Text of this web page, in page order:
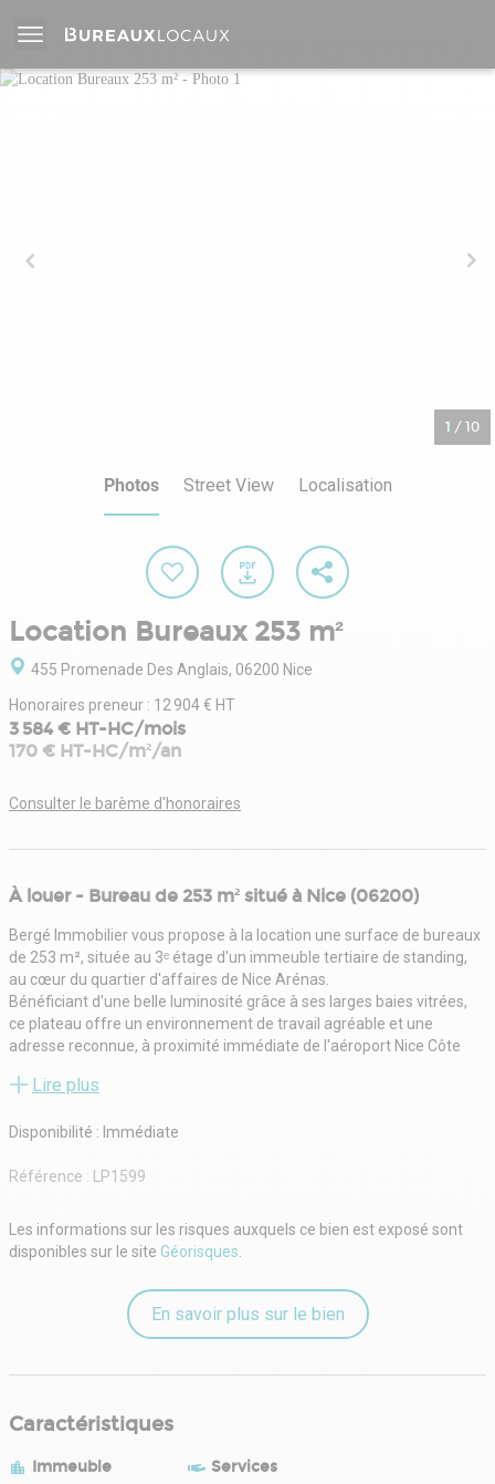
1 / 10
Photos Street View Localisation
Location Bureaux 253 m²
455 Promenade Des Anglais, 06200 Nice
Honoraires preneur : 12 904 € HT
3 584 € HT-HC/mois
170 € HT-HC/m²/an
Consulter le barème d'honoraires
À louer - Bureau de 253 m² situé à Nice (06200)
Bergé Immobilier vous propose à la location une surface de bureaux
de 253 m², située au 3ᵉ étage d'un immeuble tertiaire de standing,
au cœur du quartier d'affaires de Nice Arénas.
Bénéficiant d'une belle luminosité grâce à ses larges baies vitrées,
ce plateau offre un environnement de travail agréable et une
adresse reconnue, à proximité immédiate de l'aéroport Nice Côte
Les bureaux disposent d'un faux plancher technique, d'une
d'accès. Des travaux de rénovation sont à prévoir, offrant
occupant.
recherchant une implantation stratégique avec un accès rapide au
tramway, à l'autoroute A8, à la gare et à l'aéroport.
Lire plus
Disponibilité : Immédiate
Référence : LP1599
Les informations sur les risques auxquels ce bien est exposé sont
disponibles sur le site Géorisques.
En savoir plus sur le bien
Caractéristiques
Immeuble Services